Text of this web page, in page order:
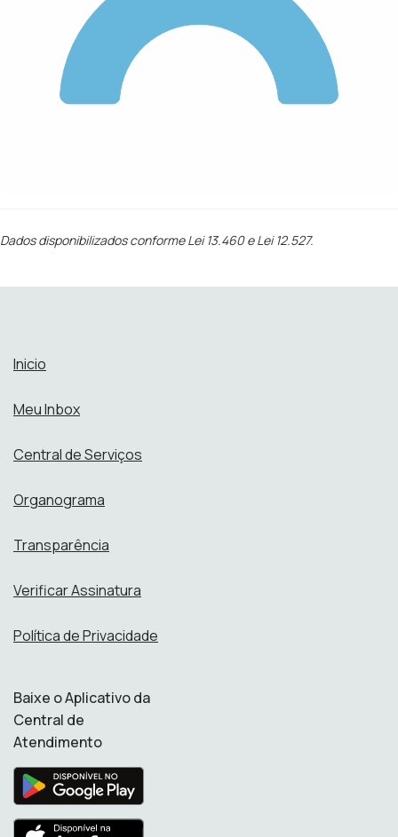
Dados disponibilizados conforme Lei 13.460 e Lei 12.527.
Inicio
Meu Inbox
Central de Serviços
Organograma
Transparência
Verificar Assinatura
Política de Privacidade
Baixe o Aplicativo da
Central de
Atendimento